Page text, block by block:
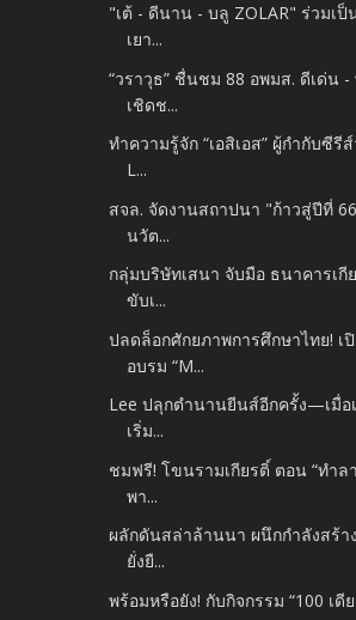
"เต้ - ดีนาน - บลู ZOLAR" ร่วมเ
เยา...
“วราวุธ” ชื่นชม 88 อพมส. ดีเด่น -
เชิดช...
ทำความรู้จัก “เอสิเอส” ผู้กำกับซีรี
L...
สจล. จัดงานสถาปนา "ก้าวสู่ปีที่
นวัต...
กลุ่มบริษัทเสนา จับมือ ธนาคารเ
ขับเ...
ปลดล็อกศักยภาพการศึกษาไทย! เ
อบรม “M...
Lee ปลุกตำนานยีนส์อีกครั้ง—เมื่อ
เริ่ม...
ชมฟรี! โขนรามเกียรติ์ ตอน “ทำล
พา...
ผลักดันสล่าล้านนา ผนึกกำลังสร้า
ยั่งยื...
พร้อมหรือยัง! กับกิจกรรม “100 เดี